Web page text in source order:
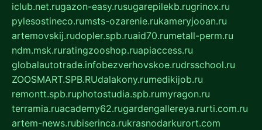
iclub.net.rugazon-easy.rusugarepilekb.rugrinox.ru
pylesostineco.rumsts-ozarenie.rukameryjooan.ru
artemovskij.rudopler.spb.ruaid70.rumetall-perm.ru
ndm.msk.ruratingzooshop.ruapiaccess.ru
globalautotrade.infobezverhovskoe.rudrsschool.ru
ZOOSMART.SPB.RUdalakony.rumedikijob.ru
remontt.spb.ruphotostudia.spb.rumyragon.ru
terramia.ruacademy62.rugardengallereya.rurti.com.ru
artem-news.rubiserinca.rukrasnodarkurort.com